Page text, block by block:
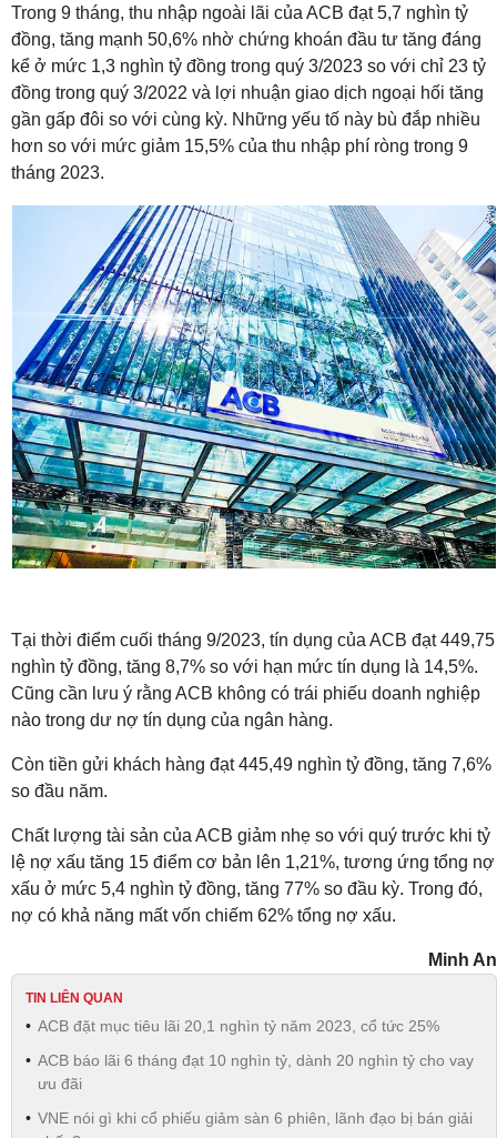
Trong 9 tháng, thu nhập ngoài lãi của ACB đạt 5,7 nghìn tỷ
đồng, tăng mạnh 50,6% nhờ chứng khoán đầu tư tăng đáng
kể ở mức 1,3 nghìn tỷ đồng trong quý 3/2023 so với chỉ 23 tỷ
đồng trong quý 3/2022 và lợi nhuận giao dịch ngoại hối tăng
gần gấp đôi so với cùng kỳ. Những yếu tố này bù đắp nhiều
hơn so với mức giảm 15,5% của thu nhập phí ròng trong 9
tháng 2023.
Tại thời điểm cuối tháng 9/2023, tín dụng của ACB đạt 449,75
nghìn tỷ đồng, tăng 8,7% so với hạn mức tín dụng là 14,5%.
Cũng cần lưu ý rằng ACB không có trái phiếu doanh nghiệp
nào trong dư nợ tín dụng của ngân hàng.
Còn tiền gửi khách hàng đạt 445,49 nghìn tỷ đồng, tăng 7,6%
so đầu năm.
Chất lượng tài sản của ACB giảm nhẹ so với quý trước khi tỷ
lệ nợ xấu tăng 15 điểm cơ bản lên 1,21%, tương ứng tổng nợ
xấu ở mức 5,4 nghìn tỷ đồng, tăng 77% so đầu kỳ. Trong đó,
nợ có khả năng mất vốn chiếm 62% tổng nợ xấu.
Minh An
TIN LIÊN QUAN
ACB đặt mục tiêu lãi 20,1 nghìn tỷ năm 2023, cổ tức 25%
ACB báo lãi 6 tháng đạt 10 nghìn tỷ, dành 20 nghìn tỷ cho vay
ưu đãi
VNE nói gì khi cổ phiếu giảm sàn 6 phiên, lãnh đạo bị bán giải